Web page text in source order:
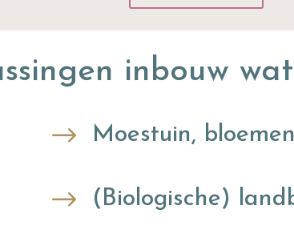
inbouw
$ Moestuin,
$ (Biologische)